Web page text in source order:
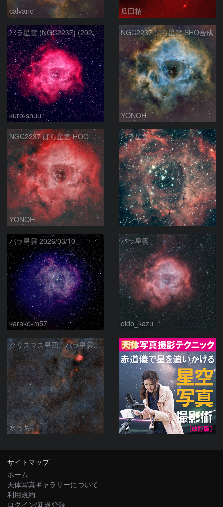
calvano 瓜田精一
バラ星雲 (NGC2237) (2026/02/15他2夜)
kuro-shuu
NGC2237 ばら星雲 SHO合成
YONOH
NGC2237 ばら星雲 HOO合成
YONOH
バラ星雲
ガンヤン
バラ星雲 2026/03/10
karako-m57
バラ星雲
dido_kazu
クリスマス星団、バラ星雲からかもめ星雲付近の星空
水っち
PR
サイトマップ
ホーム
天体写真ギャラリーについて
利用規約
ログイン/新規登録